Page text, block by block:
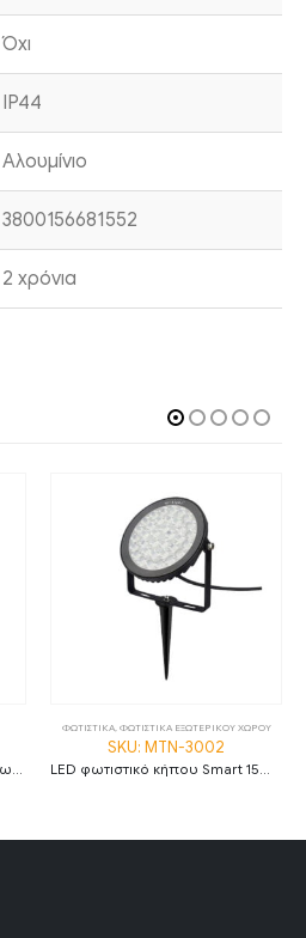
Όχι
IP44
Αλουμίνιο
3800156681552
2 χρόνια
ΦΩΤΙΣΤΙΚΑ, ΦΩΤΙΣΤΙΚΑ ΕΞΩΤΕΡΙΚΟΥ ΧΩΡΟΥ
SKU: MTN-3002